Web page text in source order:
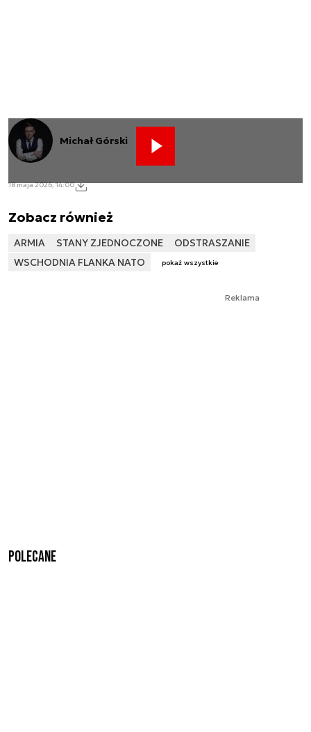
Michał Górski
18 maja 2026, 14:00
Zobacz również
ARMIA STANY ZJEDNOCZONE
ODSTRASZANIE
WSCHODNIA FLANKA NATO
pokaż wszystkie
Reklama
Polecane